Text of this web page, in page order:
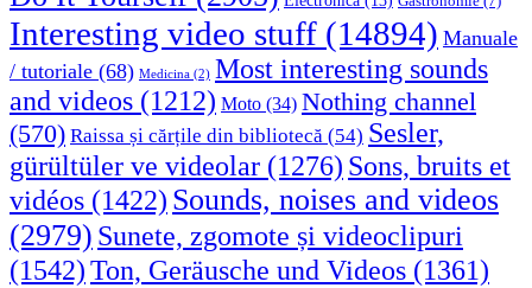
Interesting video stuff (14894) Manuale
/ tutoriale (68) Medicina (2) Most interesting sounds
and videos (1212) Moto (34) Nothing channel
(570) Raissa și cărțile din bibliotecă (54) Sesler,
gürültüler ve videolar (1276) Sons, bruits et
vidéos (1422) Sounds, noises and videos
(2979) Sunete, zgomote și videoclipuri
(1542)Ton, Geräusche und Videos (1361)